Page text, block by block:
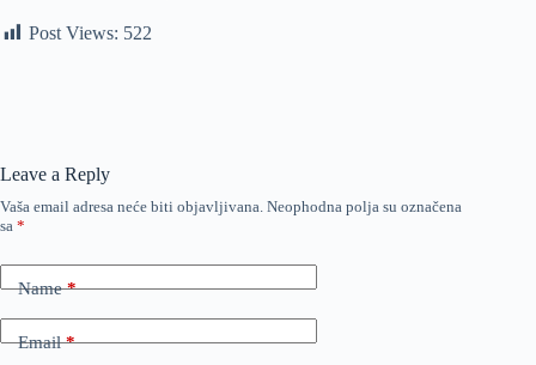
Post Views: 522
Leave a Reply
Vaša email adresa neće biti objavljivana. Neophodna polja su označena
sa *
Name*
Email*